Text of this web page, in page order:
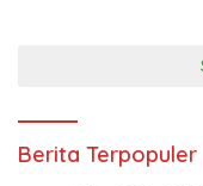
Berita Terpopuler